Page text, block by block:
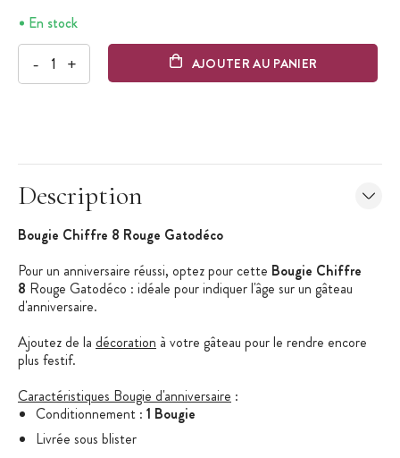
En stock
- + AJOUTER AU PANIER
Description
Bougie Chiffre 8 Rouge Gatodéco
Pour un anniversaire réussi, optez pour cette Bougie Chiffre
8 Rouge Gatodéco : idéale pour indiquer l'âge sur un gâteau
d'anniversaire.
Ajoutez de la décoration à votre gâteau pour le rendre encore
plus festif.
Caractéristiques Bougie d'anniversaire :
Conditionnement : 1 Bougie
Livrée sous blister